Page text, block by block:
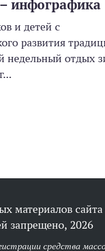
инфографика
и детей с
развития
недельный отдых
материалов сайта
запрещено, 2026
средства